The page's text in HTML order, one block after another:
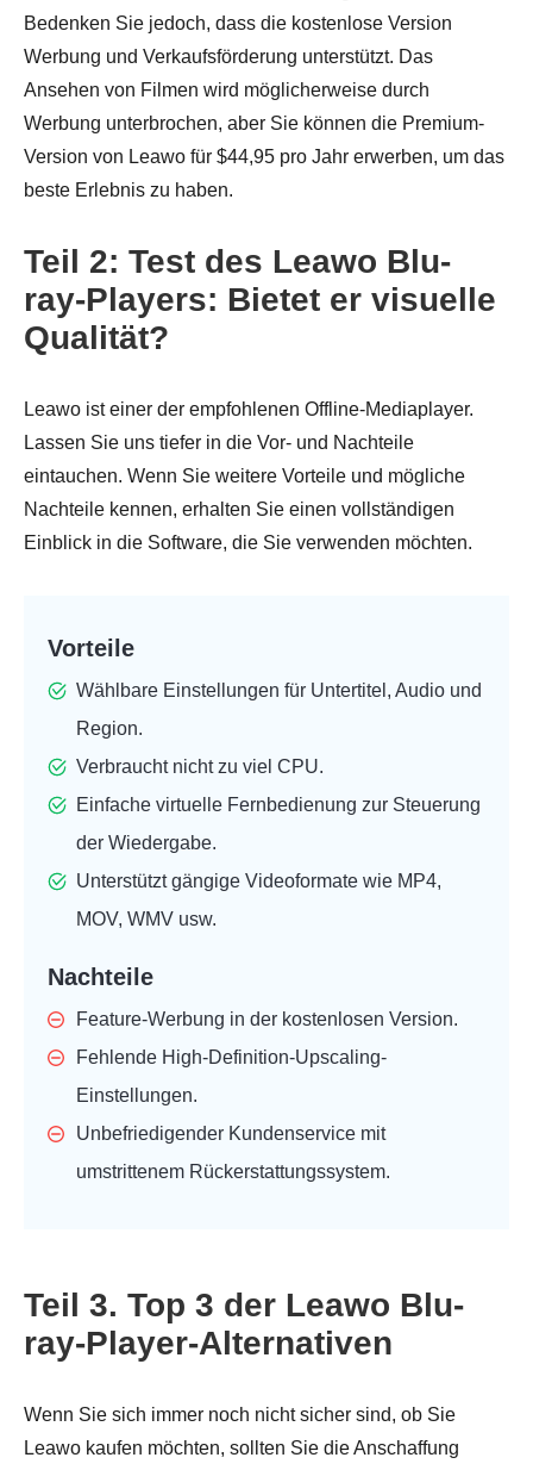
Bedenken Sie jedoch, dass die kostenlose Version
Werbung und Verkaufsförderung unterstützt. Das
Ansehen von Filmen wird möglicherweise durch
Werbung unterbrochen, aber Sie können die Premium-
Version von Leawo für $44,95 pro Jahr erwerben, um das
beste Erlebnis zu haben.
Teil 2: Test des Leawo Blu-
ray-Players: Bietet er visuelle
Qualität?
Leawo ist einer der empfohlenen Offline-Mediaplayer.
Lassen Sie uns tiefer in die Vor- und Nachteile
eintauchen. Wenn Sie weitere Vorteile und mögliche
Nachteile kennen, erhalten Sie einen vollständigen
Einblick in die Software, die Sie verwenden möchten.
Vorteile
Wählbare Einstellungen für Untertitel, Audio und
Region.
Verbraucht nicht zu viel CPU.
Einfache virtuelle Fernbedienung zur Steuerung
der Wiedergabe.
Unterstützt gängige Videoformate wie MP4,
MOV, WMV usw.
Nachteile
Feature-Werbung in der kostenlosen Version.
Fehlende High-Definition-Upscaling-
Einstellungen.
Unbefriedigender Kundenservice mit
umstrittenem Rückerstattungssystem.
Teil 3. Top 3 der Leawo Blu-
ray-Player-Alternativen
Wenn Sie sich immer noch nicht sicher sind, ob Sie
Leawo kaufen möchten, sollten Sie die Anschaffung